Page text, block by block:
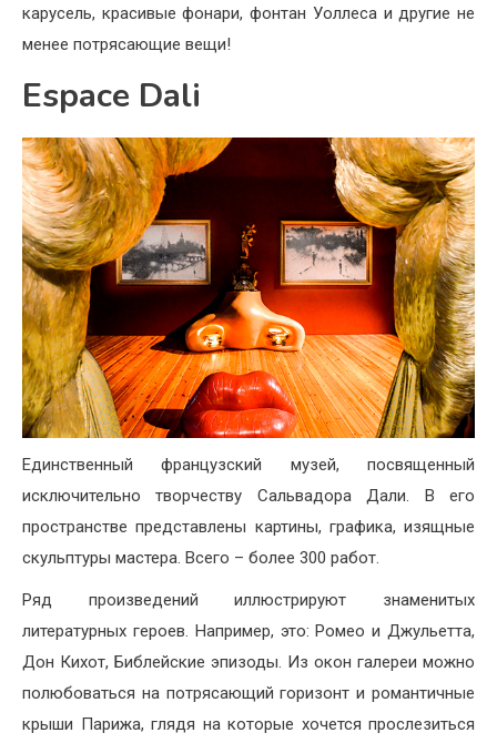
карусель, красивые фонари, фонтан Уоллеса и другие не
менее потрясающие вещи!
Espace Dali
Единственный французский музей, посвященный
исключительно творчеству Сальвадора Дали. В его
пространстве представлены картины, графика, изящные
скульптуры мастера. Всего – более 300 работ.
Ряд произведений иллюстрируют знаменитых
литературных героев. Например, это: Ромео и Джульетта,
Дон Кихот, Библейские эпизоды. Из окон галереи можно
полюбоваться на потрясающий горизонт и романтичные
крыши Парижа, глядя на которые хочется прослезиться